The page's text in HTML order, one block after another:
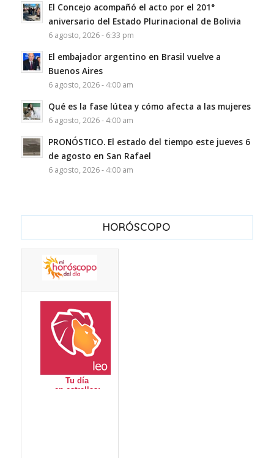
El Concejo acompañó el acto por el 201°
aniversario del Estado Plurinacional de Bolivia
6 agosto, 2026 - 6:33 pm
El embajador argentino en Brasil vuelve a
Buenos Aires
6 agosto, 2026 - 4:00 am
Qué es la fase lútea y cómo afecta a las mujeres
6 agosto, 2026 - 4:00 am
PRONÓSTICO. El estado del tiempo este jueves 6
de agosto en San Rafael
6 agosto, 2026 - 4:00 am
HORÓSCOPO